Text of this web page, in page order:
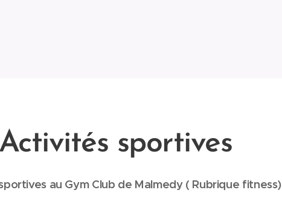
Activités sportives
au Gym Club de Malmedy ( Rubrique fitness)